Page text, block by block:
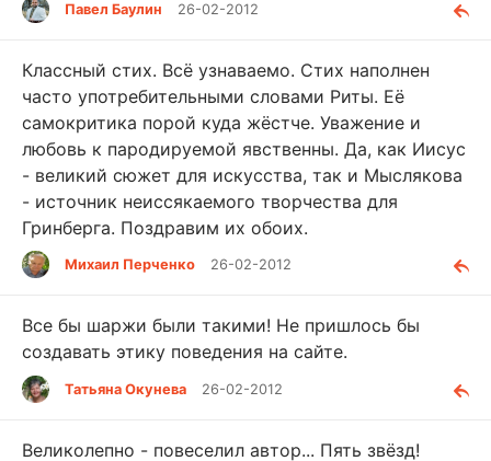
Павел Баулин 26-02-2012
Классный стих. Всё узнаваемо. Стих наполнен
часто употребительными словами Риты. Её
самокритика порой куда жёстче. Уважение и
любовь к пародируемой явственны. Да, как Иисус
- великий сюжет для искусства, так и Мыслякова
- источник неиссякаемого творчества для
Гринберга. Поздравим их обоих.
Михаил Перченко 26-02-2012
Все бы шаржи были такими! Не пришлось бы
создавать этику поведения на сайте.
Татьяна Окунева 26-02-2012
Великолепно - повеселил автор... Пять звёзд!